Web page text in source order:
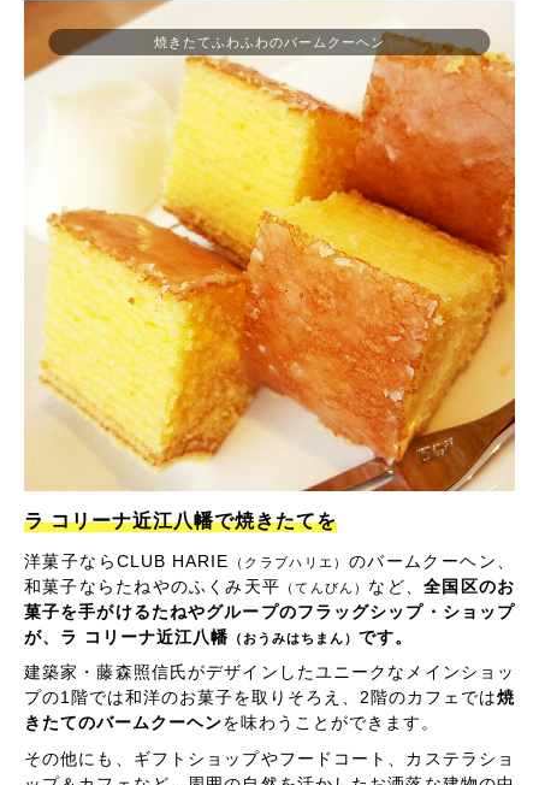
焼きたてふわふわのバームクーヘン
ラ コリーナ近江八幡で焼きたてを
洋菓子ならCLUB HARIE （クラブハリエ） のバームクーヘン、
和菓子ならたねやのふくみ天平 （てんびん） など、全国区のお
菓子を手がけるたねやグループのフラッグシップ・ショップ
が、ラ コリーナ近江八幡 （おうみはちまん） です。
建築家・藤森照信氏がデザインしたユニークなメインショッ
プの1階では和洋のお菓子を取りそろえ、2階のカフェでは焼
きたてのバームクーヘンを味わうことができます。
その他にも、ギフトショップやフードコート、カステラショ